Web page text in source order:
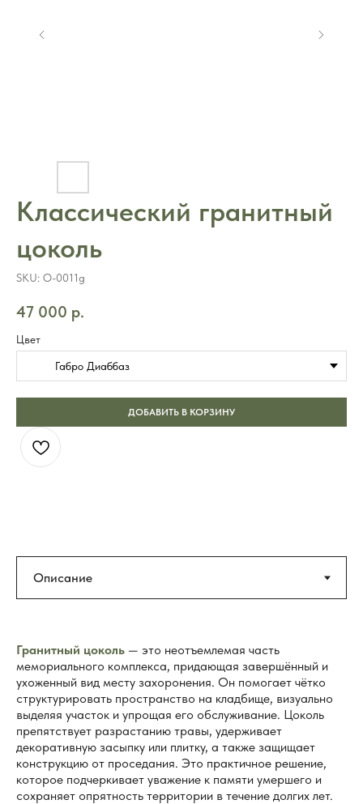
Классический гранитный
цоколь
SKU: O-0011g
47 000 р.
Цвет
Габро Диаббаз
ДОБАВИТЬ В КОРЗИНУ
Гранитный цоколь — это неотъемлемая часть
мемориального комплекса, придающая завершённый и
ухоженный вид месту захоронения. Он помогает чётко
структурировать пространство на кладбище, визуально
выделяя участок и упрощая его обслуживание. Цоколь
препятствует разрастанию травы, удерживает
декоративную засыпку или плитку, а также защищает
конструкцию от проседания. Это практичное решение,
которое подчеркивает уважение к памяти умершего и
сохраняет опрятность территории в течение долгих лет.